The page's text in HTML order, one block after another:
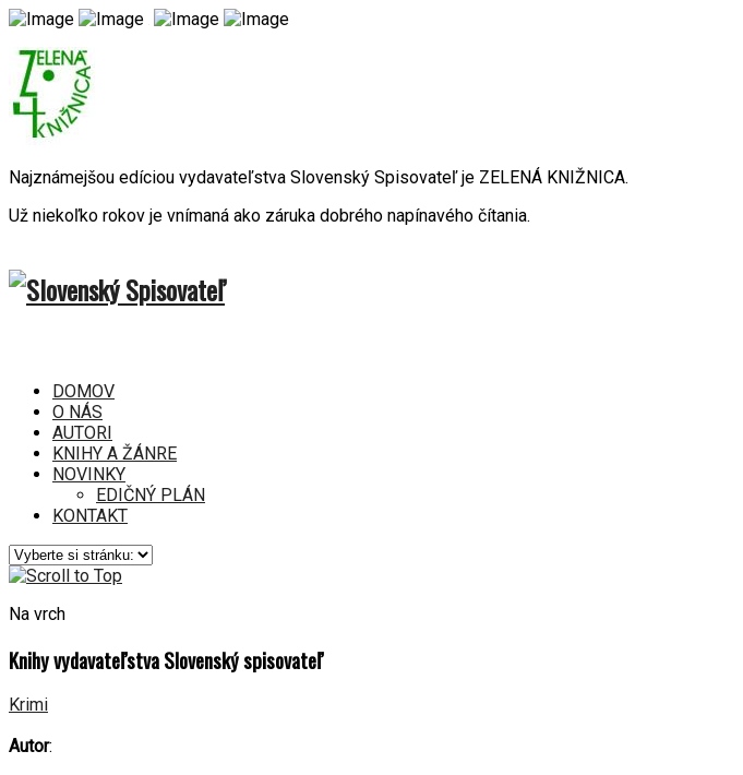
Najznámejšou edíciou vydavateľstva Slovenský Spisovateľ je ZELENÁ KNIŽNICA.
Už niekoľko rokov je vnímaná ako záruka dobrého napínavého čítania.
DOMOV
O NÁS
AUTORI
KNIHY A ŽÁNRE
NOVINKY
EDIČNÝ PLÁN
KONTAKT
Na vrch
Knihy vydavateľstva Slovenský spisovateľ
Krimi
Autor: